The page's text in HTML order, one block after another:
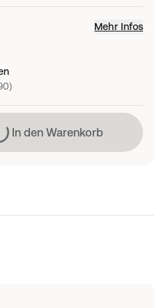
Mehr Infos
In den Warenkorb